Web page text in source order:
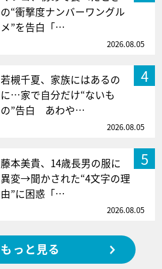
の“衝撃度ナンバーワングル
メ”を告白「…
2026.08.05
4
若槻千夏、家族にはあるの
に…家で自分だけ“ないも
の”告白 あわや…
2026.08.05
5
藤本美貴、14歳長男の服に
異変→聞かされた“4文字の理
由”に困惑「…
2026.08.05
もっと見る